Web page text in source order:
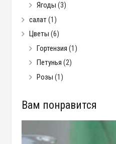
Ягоды (3)
салат(1)
Цветы (6)
Гортензия (1)
Петунья (2)
Розы (1)
Вам понравится